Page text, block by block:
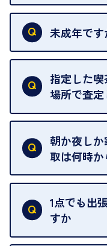
本人確認書類
類はこちらを
未成年で
18歳未満の方
ただけません
指定した
場所で査
ご自宅以外で
定のお店や、
えられるため
朝か夜し
取は何時
ご訪問可能時
ただし、お品
ただくことが
1点でも出
すか